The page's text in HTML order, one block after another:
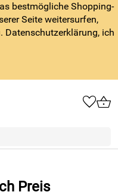
bestmögliche Shopping-
Seite weitersurfen,
Datenschutzerklärung, ich
Preis